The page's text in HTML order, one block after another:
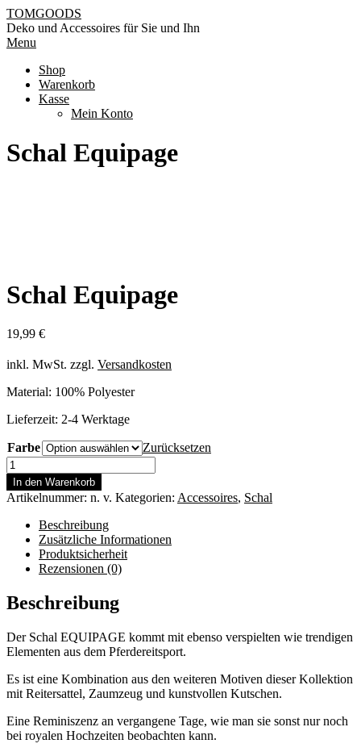
Skip
to
content
TOMGOODS
Deko und Accessoires für Sie und Ihn
Primary
Menu
Menu
Shop
Warenkorb
Kasse
Mein Konto
Schal Equipage
Schal Equipage
19,99 €
inkl. MwSt. zzgl. Versandkosten
Material: 100% Polyester
Lieferzeit: 2-4 Werktage
Farbe
Zurücksetzen
Schal
Equipage
Menge
In den Warenkorb
Artikelnummer: n. v. Kategorien: Accessoires, Schal
Beschreibung
Zusätzliche Informationen
Produktsicherheit
Rezensionen (0)
Beschreibung
Der Schal EQUIPAGE kommt mit ebenso verspielten wie trendigen
Elementen aus dem Pferdereitsport.
Es ist eine Kombination aus den weiteren Motiven dieser Kollektion
mit Reitersattel, Zaumzeug und kunstvollen Kutschen.
Eine Reminiszenz an vergangene Tage, wie man sie sonst nur noch
bei royalen Hochzeiten beobachten kann.